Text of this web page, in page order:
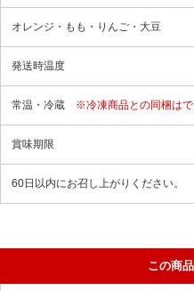
オレンジ・もも・りんご・大豆
発送時温度
常温・冷蔵 ※冷凍商品との同梱は
賞味期限
60日以内にお召し上がりください。
この商